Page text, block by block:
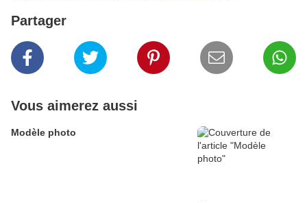
Partager
Vous aimerez aussi
Modèle photo